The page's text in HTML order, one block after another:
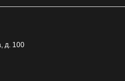
д. 100